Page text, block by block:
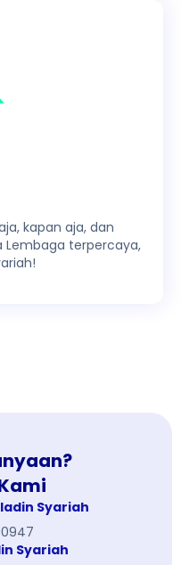
kapan aja, dan
terpercaya,
Syariah
Syariah